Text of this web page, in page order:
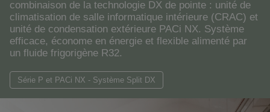
combinaison de la technologie DX de pointe : unité de
climatisation de salle informatique intérieure (CRAC) et
unité de condensation extérieure PACi NX. Système
efficace, économe en énergie et flexible alimenté par
un fluide frigorigène R32.
Série P et PACi NX - Système Split DX